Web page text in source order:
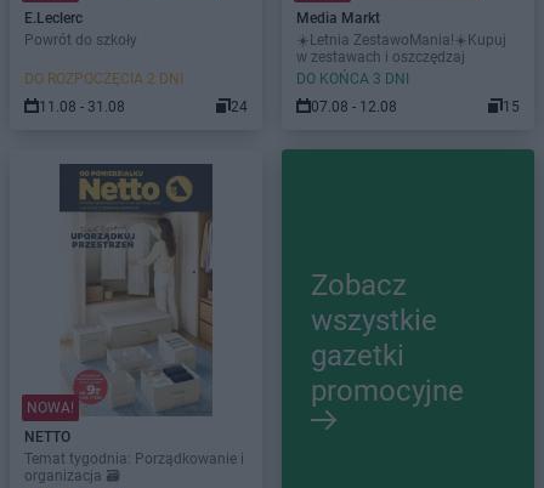
E.Leclerc
Powrót do szkoły
DO ROZPOCZĘCIA 2 DNI
11.08 - 31.08
24
Media Markt
☀️Letnia ZestawoMania!☀️Kupuj
w zestawach i oszczędzaj
DO KOŃCA 3 DNI
07.08 - 12.08
15
NOWA!
NETTO
Temat tygodnia: Porządkowanie i
organizacja 🗃️
Zobacz
wszystkie
gazetki
promocyjne